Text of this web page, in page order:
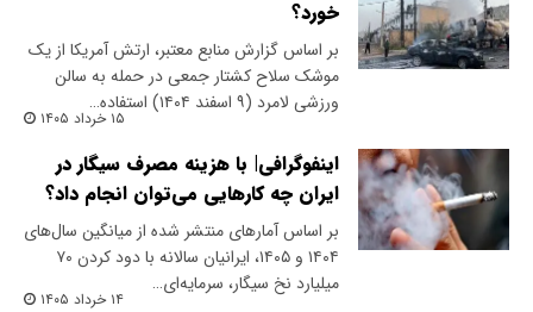
خورد؟
بر اساس گزارش منابع معتبر، ارتش آمریکا از یک
موشک سلاح کشتار جمعی در حمله به سالن
ورزشی لامرد (۹ اسفند ۱۴۰۴) استفاده…
۱۵ خرداد ۱۴۰۵
اینفوگرافی| با هزینه مصرف سیگار در
ایران چه کارهایی می‌توان انجام داد؟
بر اساس آمارهای منتشر شده از میانگین سال‌های
۱۴۰۴ و ۱۴۰۵، ایرانیان سالانه با دود کردن ۷۰
میلیارد نخ سیگار، سرمایه‌ای…
۱۴ خرداد ۱۴۰۵